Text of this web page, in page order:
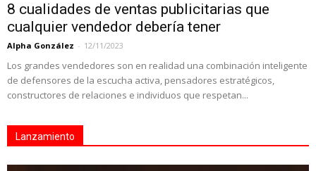
8 cualidades de ventas publicitarias que
cualquier vendedor debería tener
Alpha González - 12/11/2023
Los grandes vendedores son en realidad una combinación inteligente
de defensores de la escucha activa, pensadores estratégicos,
constructores de relaciones e individuos que respetan...
Lanzamiento